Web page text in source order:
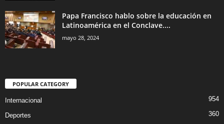
Papa Francisco hablo sobre la educación en
Latinoamérica en el Conclave....
mayo 28, 2024
POPULAR CATEGORY
Internacional 954
Deportes 360